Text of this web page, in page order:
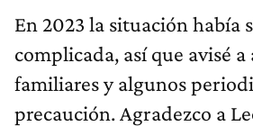
En 2023 la situación había
complicada, así que avisé a
familiares y algunos
precaución. Agradezco a